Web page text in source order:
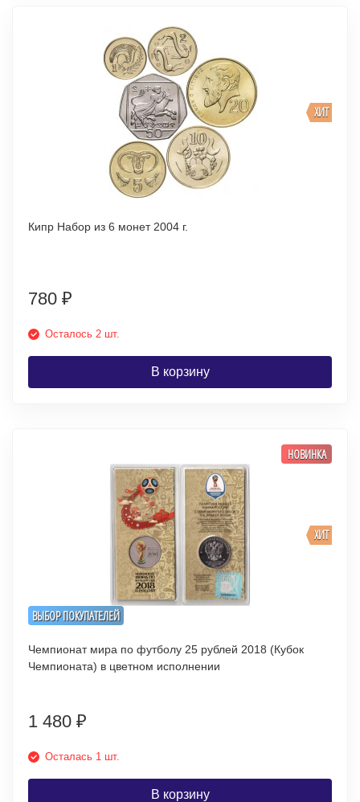
ХИТ
Кипр Набор из 6 монет 2004 г.
780 ₽
Осталось 2 шт.
В корзину
ВЫБОР ПОКУПАТЕЛЕЙ
ХИТ
НОВИНКА
Чемпионат мира по футболу 25 рублей 2018 (Кубок
Чемпионата) в цветном исполнении
1 480 ₽
Осталась 1 шт.
В корзину